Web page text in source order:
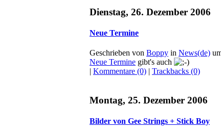
Dienstag, 26. Dezember 2006
Neue Termine
Geschrieben von Boppy in News(de)
Neue Termine gibt's auch
| Kommentare (0) | Trackbacks (0)
Montag, 25. Dezember 2006
Bilder von Gee Strings + Stick Boy